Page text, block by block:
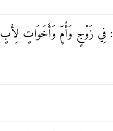
: فِي زَوْجٍ وَأُمٍّ وَأَخَوَاتٍ لِأَبٍ